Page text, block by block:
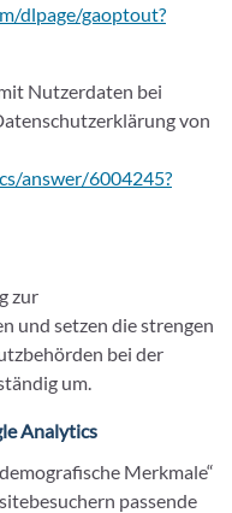
dlpage/gaoptout?
Nutzerdaten bei
von
answer/6004245?
zur
und setzen die strengen
bei der
um.
Analytics
Merkmale“
passende